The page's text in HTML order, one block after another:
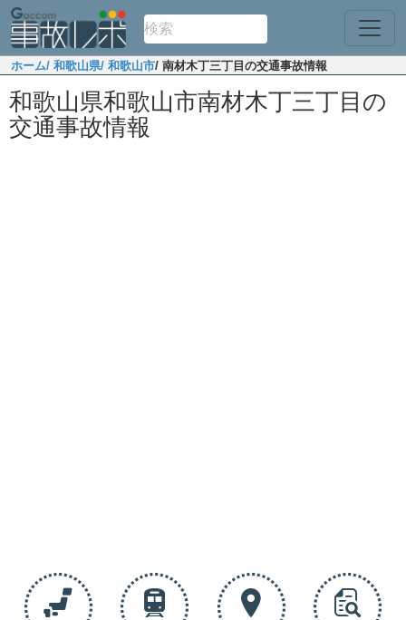
ホーム/ 和歌山県/ 和歌山市/ 南材木丁三丁目の交通事故情報
和歌山県和歌山市南材木丁三丁目の
交通事故情報